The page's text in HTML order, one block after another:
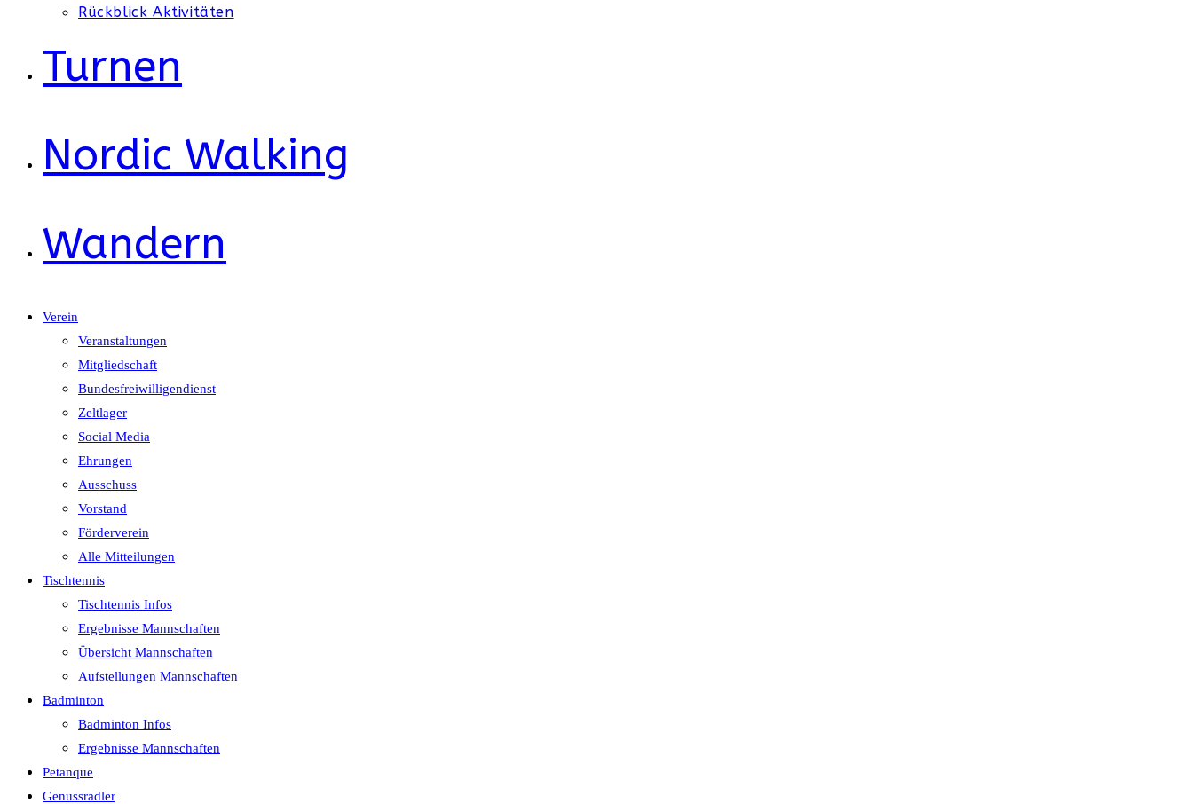
Rückblick Aktivitäten
Turnen
Nordic Walking
Wandern
Verein
Veranstaltungen
Mitgliedschaft
Bundesfreiwilligendienst
Zeltlager
Social Media
Ehrungen
Ausschuss
Vorstand
Förderverein
Alle Mitteilungen
Tischtennis
Tischtennis Infos
Ergebnisse Mannschaften
Übersicht Mannschaften
Aufstellungen Mannschaften
Badminton
Badminton Infos
Ergebnisse Mannschaften
Petanque
Genussradler